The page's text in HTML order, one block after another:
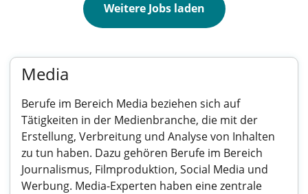
Weitere Jobs laden
Media
Berufe im Bereich Media beziehen sich auf
Tätigkeiten in der Medienbranche, die mit der
Erstellung, Verbreitung und Analyse von Inhalten
zu tun haben. Dazu gehören Berufe im Bereich
Journalismus, Filmproduktion, Social Media und
Werbung. Media-Experten haben eine zentrale